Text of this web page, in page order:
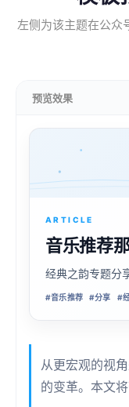
左侧为该主题在公众
预览效果
ARTICLE
音乐推荐
经典之韵专题分
#音乐推荐 #分享 #
从更宏观的视
的变革。本文